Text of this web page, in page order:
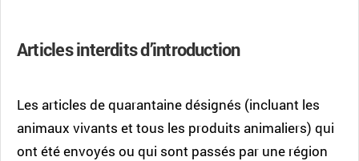
Articles interdits d’introduction
Les articles de quarantaine désignés (incluant les
animaux vivants et tous les produits animaliers) qui
ont été envoyés ou qui sont passés par une région